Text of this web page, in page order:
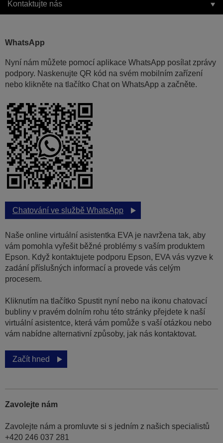
Kontaktujte nás
WhatsApp
Nyní nám můžete pomocí aplikace WhatsApp posílat zprávy
podpory. Naskenujte QR kód na svém mobilním zařízení
nebo klikněte na tlačítko Chat on WhatsApp a začněte.
Chatování ve službě WhatsApp
Naše online virtuální asistentka EVA je navržena tak, aby
vám pomohla vyřešit běžné problémy s vaším produktem
Epson. Když kontaktujete podporu Epson, EVA vás vyzve k
zadání příslušných informací a provede vás celým
procesem.
Kliknutím na tlačítko Spustit nyní nebo na ikonu chatovací
bubliny v pravém dolním rohu této stránky přejdete k naší
virtuální asistentce, která vám pomůže s vaší otázkou nebo
vám nabídne alternativní způsoby, jak nás kontaktovat.
Začít hned
Zavolejte nám
Zavolejte nám a promluvte si s jedním z našich specialistů
+420 246 037 281